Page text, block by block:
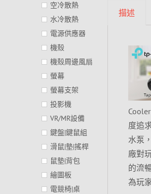
描述
度追
水泵
廠對
的流
為玩
空冷散熱
水冷散熱
電源供應器
機殼
機殼周邊風扇
螢幕
螢幕支架
投影機
VR/MR設備
鍵盤|鍵鼠組
滑鼠|墊|搖桿
鼠墊|背包
繪圖板
電競椅|桌